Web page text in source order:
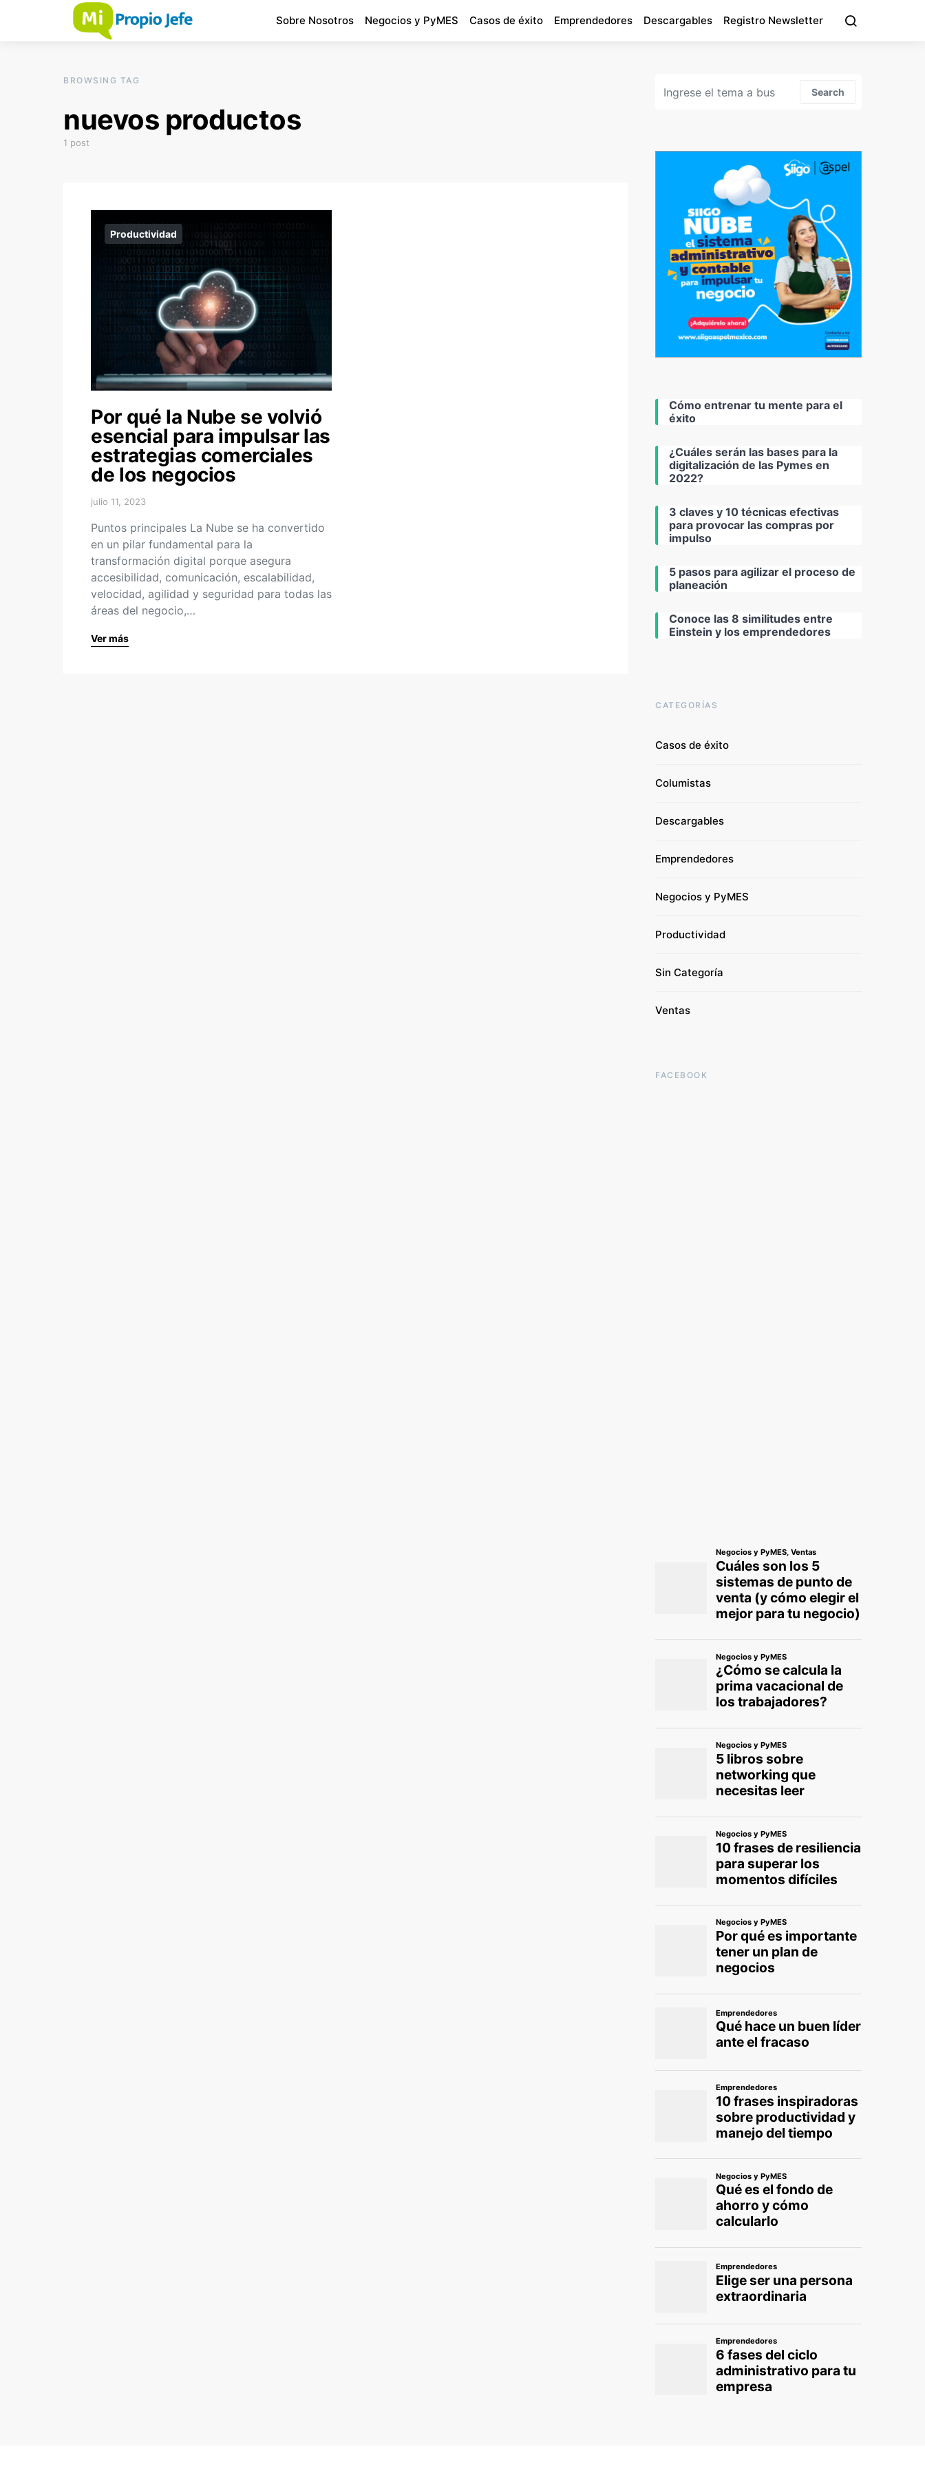
Sobre Nosotros Negocios y PyMES Casos de éxito Emprendedores Descargables Registro Newsletter
BROWSING TAG
nuevos productos
1 post
Productividad
Por qué la Nube se volvió
esencial para impulsar las
estrategias comerciales
de los negocios
julio 11, 2023
Puntos principales La Nube se ha convertido
en un pilar fundamental para la
transformación digital porque asegura
accesibilidad, comunicación, escalabilidad,
velocidad, agilidad y seguridad para todas las
áreas del negocio,…
Ver más
Search
Cómo entrenar tu mente para el
éxito
¿Cuáles serán las bases para la
digitalización de las Pymes en
2022?
3 claves y 10 técnicas efectivas
para provocar las compras por
impulso
5 pasos para agilizar el proceso de
planeación
Conoce las 8 similitudes entre
Einstein y los emprendedores
CATEGORÍAS
Casos de éxito
Columistas
Descargables
Emprendedores
Negocios y PyMES
Productividad
Sin Categoría
Ventas
FACEBOOK